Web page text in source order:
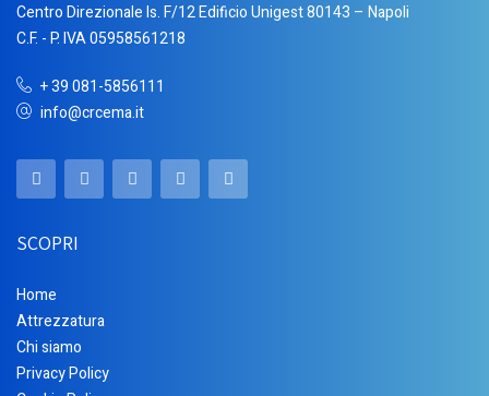
Centro Direzionale Is. F/12 Edificio Unigest 80143 – Napoli
C.F. - P. IVA 05958561218
+ 39 081-5856111
info@crcema.it
SCOPRI
Home
Attrezzatura
Chi siamo
Privacy Policy